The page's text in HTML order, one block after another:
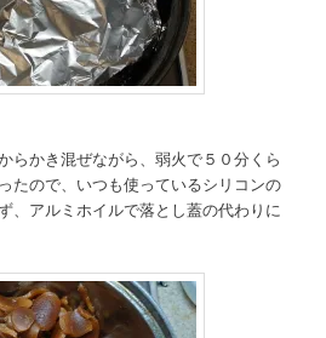
らかき混ぜながら、弱火で５０分くら
たので、いつも使っているシリコンの
、アルミホイルで落とし蓋の代わりに